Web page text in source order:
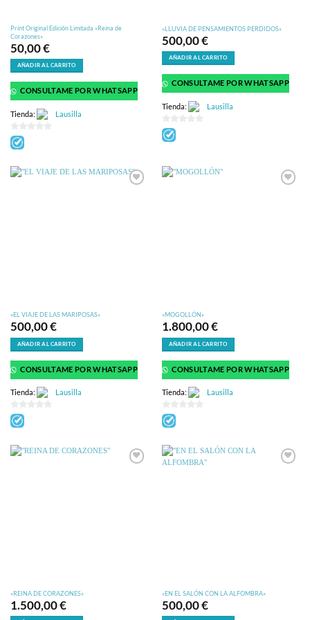
Print Original Edición Limitada «Reina de
Corazones»
50,00€
AÑADIR AL CARRITO
CONSULTAME POR WHATSAPP
Tienda: Lausilla
0
de
«LLUVIA DE PENSAMIENTOS PERDIDOS»
500,00€
AÑADIR AL CARRITO
CONSULTAME POR WHATSAPP
Tienda: Lausilla
0
de
«EL VIAJE DE LAS MARIPOSAS»
500,00€
AÑADIR AL CARRITO
CONSULTAME POR WHATSAPP
Tienda: Lausilla
0
de
«MOGOLLÓN»
1.800,00€
AÑADIR AL CARRITO
CONSULTAME POR WHATSAPP
Tienda: Lausilla
0
de
«REINA DE CORAZONES»
1.500,00€
«EN EL SALÓN CON LA ALFOMBRA»
500,00€